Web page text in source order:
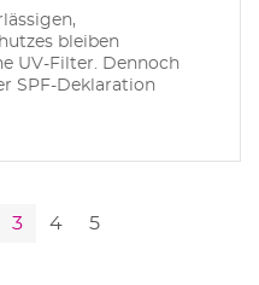
bleiben
UV-Filter. Dennoch
SPF-Deklaration
3 4 5